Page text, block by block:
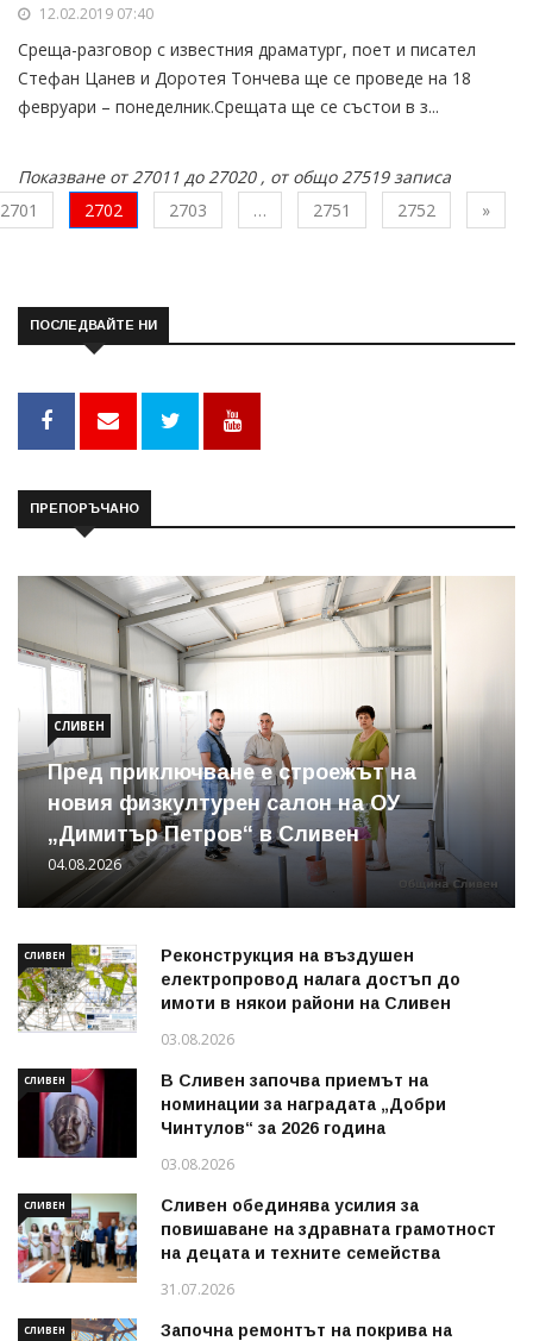
12.02.2019 07:40
Среща-разговор с известния драматург, поет и писател
Стефан Цанев и Доротея Тончева ще се проведе на 18
февруари – понеделник.Срещата ще се състои в з...
Показване от 27011 до 27020 , от общо 27519 записа
2701
2702 2703 … 2751 2752 »
ПОСЛЕДВАЙТЕ НИ
ПРЕПОРЪЧАНО
СЛИВЕН
Пред приключване е строежът на
новия физкултурен салон на ОУ
„Димитър Петров“ в Сливен
04.08.2026
СЛИВЕН
Реконструкция на въздушен
електропровод налага достъп до
имоти в някои райони на Сливен
03.08.2026
СЛИВЕН
В Сливен започва приемът на
номинации за наградата „Добри
Чинтулов“ за 2026 година
03.08.2026
СЛИВЕН
Сливен обединява усилия за
повишаване на здравната грамотност
на децата и техните семейства
31.07.2026
СЛИВЕН
Започна ремонтът на покрива на